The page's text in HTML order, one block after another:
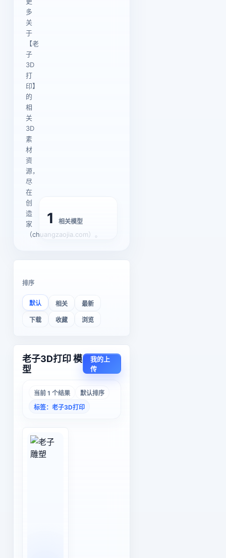
多
关
于
【老
子
3D
打
印】
的
相
关
3D
素
材
资
源，
尽
在
创
造
家
（chuangzaojia.com）。
1 相关模型
排序
默认 相关 最新
下载 收藏 浏览
老子3D打印 模
型
我的上
传
当前 1 个结果
默认排序
标签：老子3D打印